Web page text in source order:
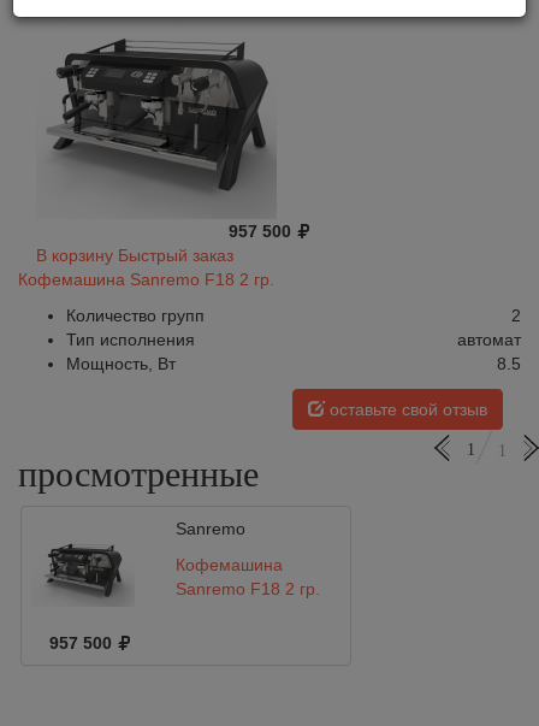
957 500
В корзину Быстрый заказ
Кофемашина Sanremo F18 2 гр.
Количество групп
2
Тип исполнения
автомат
Мощность, Вт
8.5
оставьте свой отзыв
просмотренные
1 1
Sanremo
Кофемашина
Sanremo F18 2 гр.
957 500